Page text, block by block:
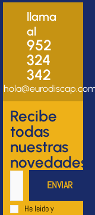
llama
al
952
324
342
Recibe
todas
nuestras
novedades
He leido y